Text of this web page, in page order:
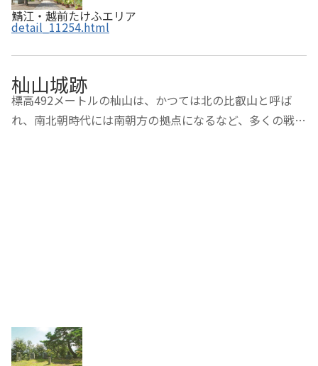
鯖江・越前たけふエリア
detail_11254.html
杣山城跡
標高492メートルの杣山は、かつては北の比叡山と呼ば
れ、南北朝時代には南朝方の拠点になるなど、多くの戦乱